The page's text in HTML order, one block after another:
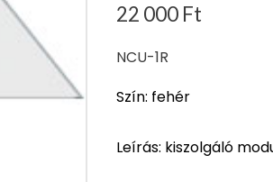
22 000 Ft
NCU-1R
Szín: fehér
Leírás: kiszolgáló